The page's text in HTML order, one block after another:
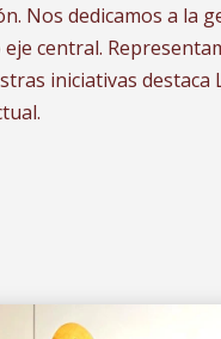
Nos dedicamos a la
central.
iniciativas destaca